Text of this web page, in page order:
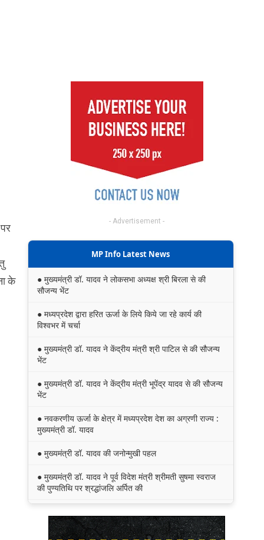
के
- Advertisement -
MP Info Latest News
● मुख्यमंत्री डॉ. यादव ने लोकसभा अध्यक्ष श्री बिरला से की
सौजन्य भेंट
● मध्यप्रदेश द्वारा हरित ऊर्जा के लिये किये जा रहे कार्य की
विश्वभर में चर्चा
● मुख्यमंत्री डॉ. यादव ने केंद्रीय मंत्री श्री पाटिल से की सौजन्य
भेंट
● मुख्यमंत्री डॉ. यादव ने केंद्रीय मंत्री भूपेंद्र यादव से की सौजन्य
भेंट
● नवकरणीय ऊर्जा के क्षेत्र में मध्यप्रदेश देश का अग्रणी राज्य :
मुख्यमंत्री डॉ. यादव
● मुख्यमंत्री डॉ. यादव की जनोन्मुखी पहल
● मुख्यमंत्री डॉ. यादव ने पूर्व विदेश मंत्री श्रीमती सुषमा स्वराज
की पुण्यतिथि पर श्रद्धांजलि अर्पित की
प्रभावी बनाने के लिए अनुशंसाएं देने उच्च स्तरीय समिति गठित